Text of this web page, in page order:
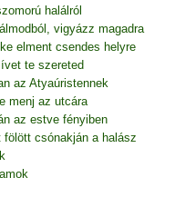
halálról
vigyázz magadra
elment csendes helyre
te szereted
az Atyaúristennek
menj az utcára
az estve fényiben
csónakján a halász